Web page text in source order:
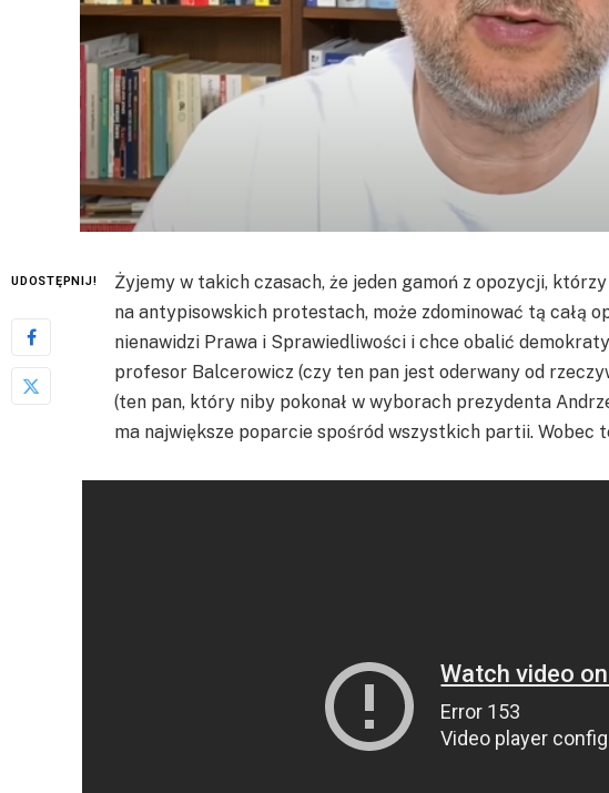
UDOSTĘPNIJ!
Żyjemy w takich czasach, że jeden gamoń z opozycji,
na antypisowskich protestach, może zdominować tą całą
nienawidzi Prawa i Sprawiedliwości i chce obalić
profesor Balcerowicz (czy ten pan jest oderwany od
(ten pan, który niby pokonał w wyborach prezydenta
ma największe poparcie spośród wszystkich partii. Wobec